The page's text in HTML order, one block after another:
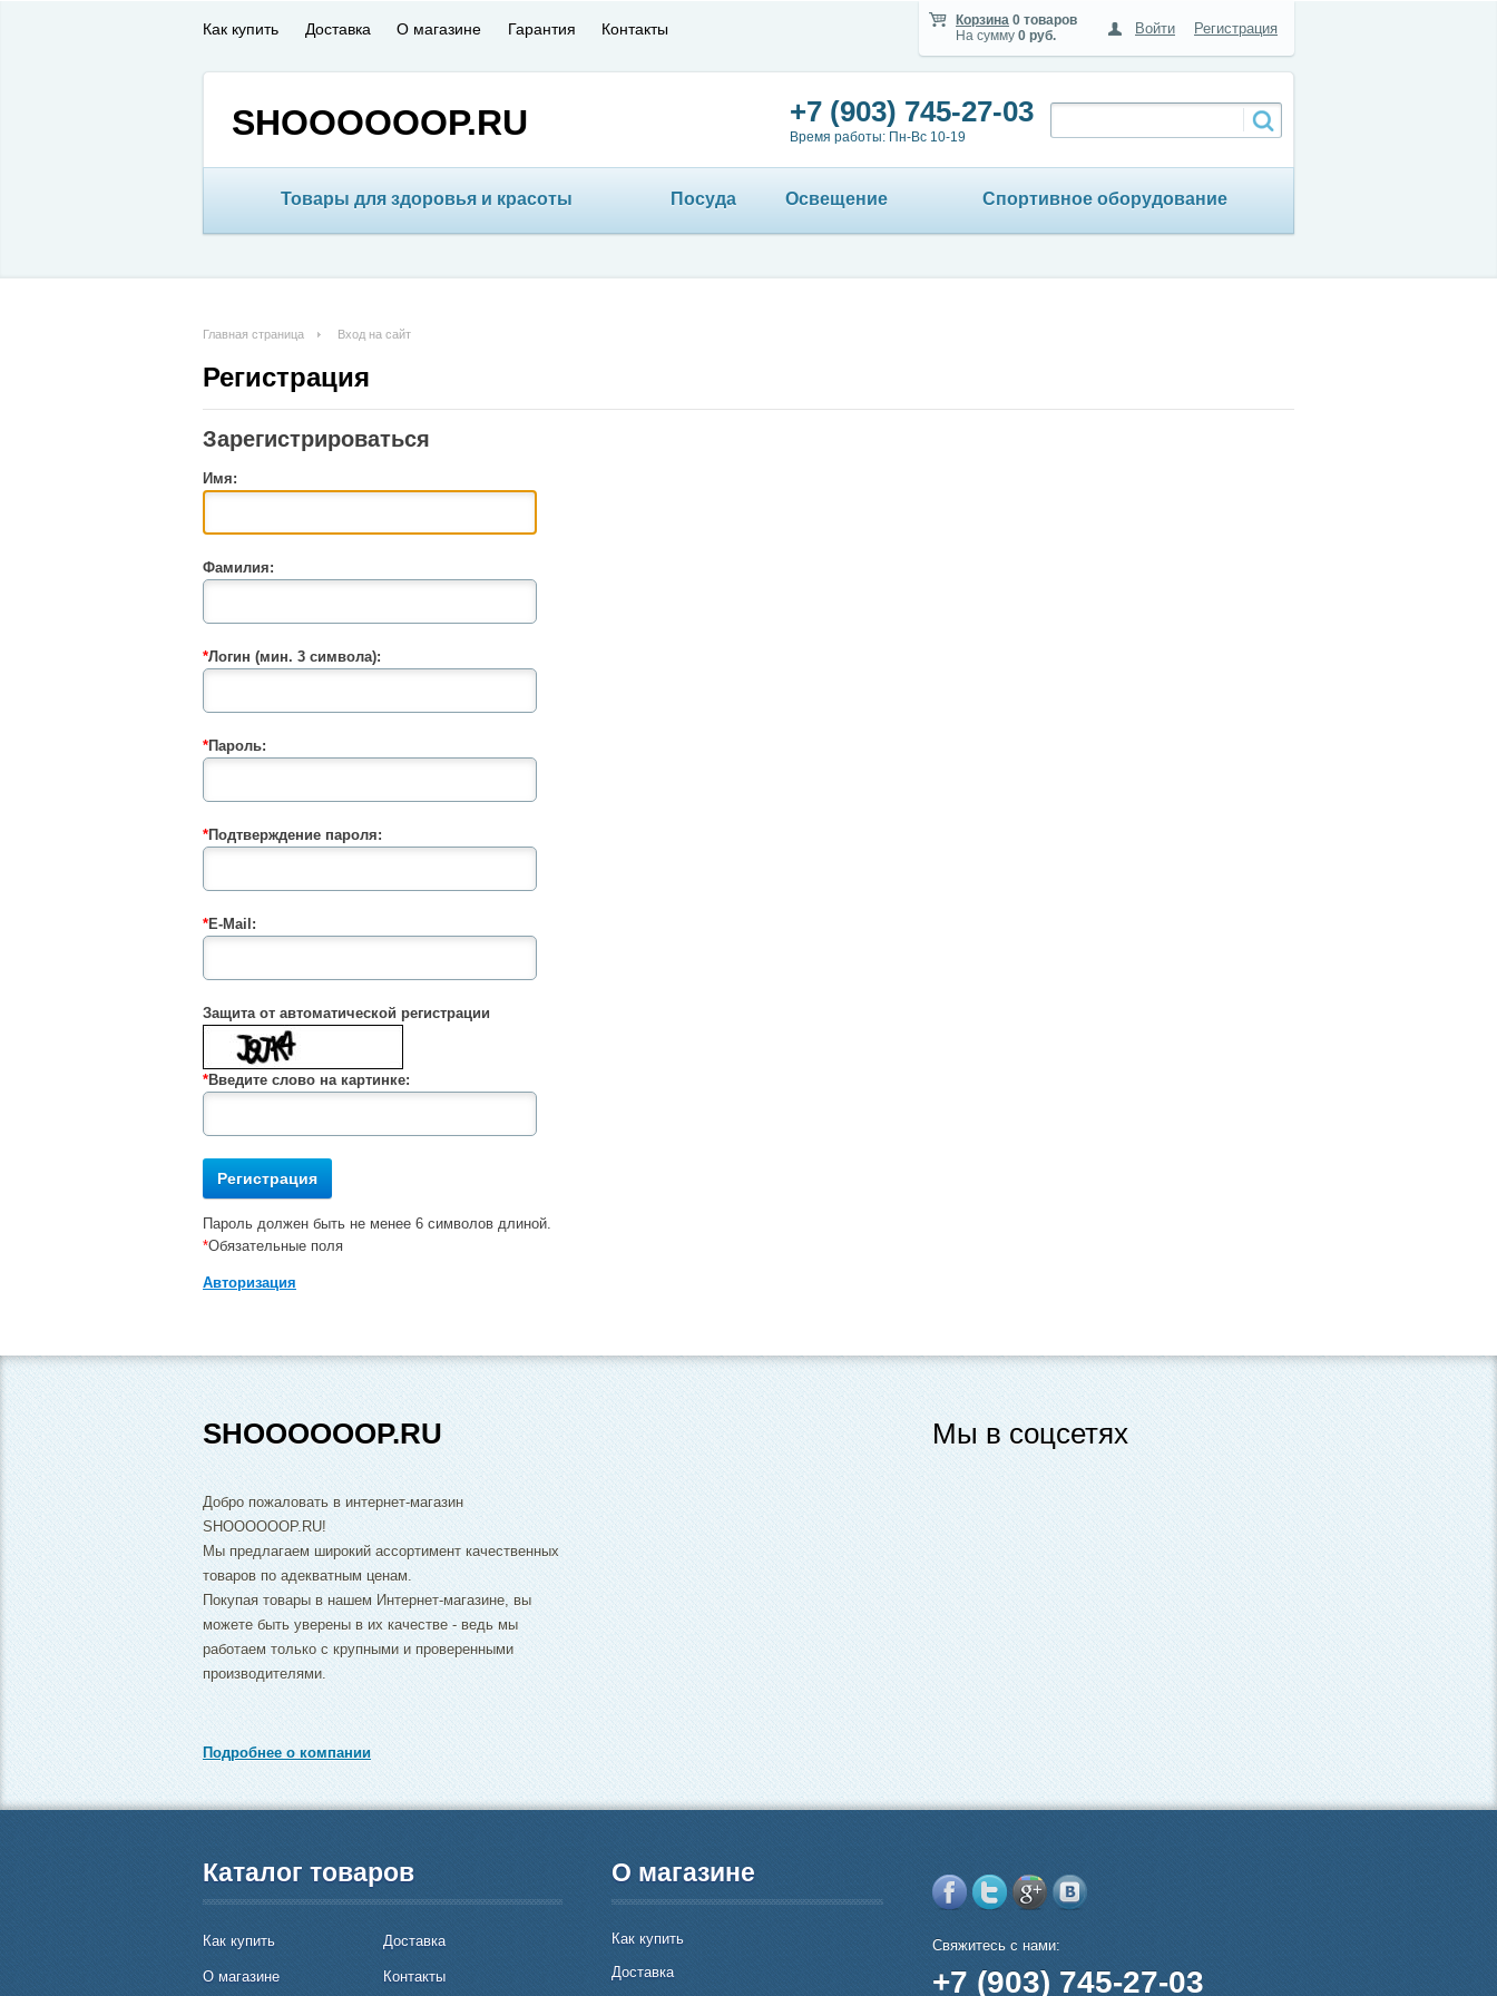
Корзина 0 товаров
На сумму 0 руб. Войти Регистрация
Как купить Доставка О магазине Гарантия Контакты
SHOOOOOOP.RU +7 (903) 745-27-03
Время работы: Пн-Вс 10-19
Товары для здоровья и красоты Посуда Освещение Спортивное оборудование
Главная страница Вход на сайт
Регистрация
Зарегистрироваться
Имя:
Фамилия:
*Логин (мин. 3 символа):
*Пароль:
*Подтверждение пароля:
*E-Mail:
Защита от автоматической регистрации
*Введите слово на картинке:
Пароль должен быть не менее 6 символов длиной.
*Обязательные поля
Авторизация
SHOOOOOOP.RU
Добро пожаловать в интернет-магазин
SHOOOOOOP.RU!
Мы предлагаем широкий ассортимент качественных
товаров по адекватным ценам.
Покупая товары в нашем Интернет-магазине, вы
можете быть уверены в их качестве - ведь мы
работаем только с крупными и проверенными
производителями.
Подробнее о компании
Мы в соцсетях
Каталог товаров
Как купить Доставка
О магазине Контакты
О магазине
Как купить
Доставка
Свяжитесь с нами:
+7 (903) 745-27-03